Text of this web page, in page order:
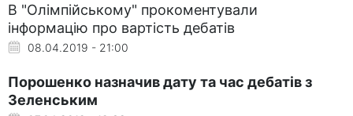
В "Олімпійському" прокоментували
інформацію про вартість дебатів
08.04.2019 - 21:00
Порошенко назначив дату та час дебатів з
Зеленським